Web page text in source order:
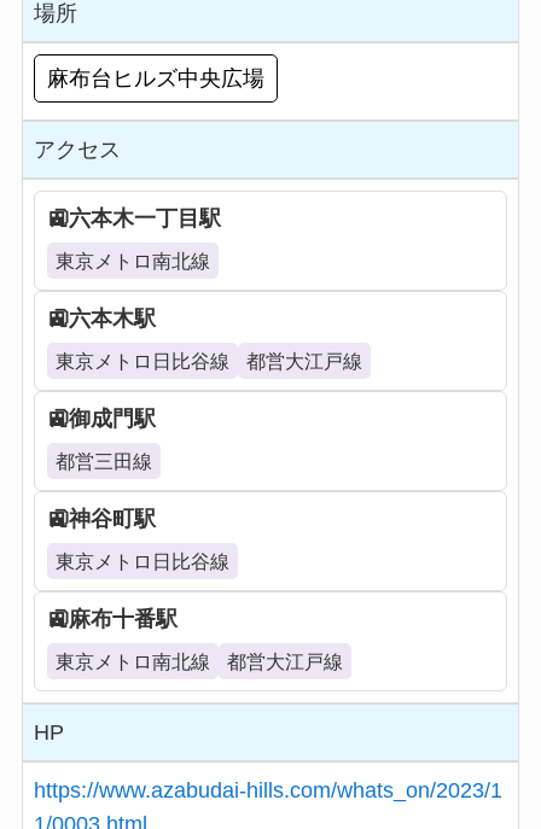
場所
麻布台ヒルズ中央広場
アクセス
六本木一丁目駅
東京メトロ南北線
六本木駅
東京メトロ日比谷線 都営大江戸線
御成門駅
都営三田線
神谷町駅
東京メトロ日比谷線
麻布十番駅
東京メトロ南北線 都営大江戸線
HP
https://www.azabudai-hills.com/whats_on/2023/1
1/0003.html